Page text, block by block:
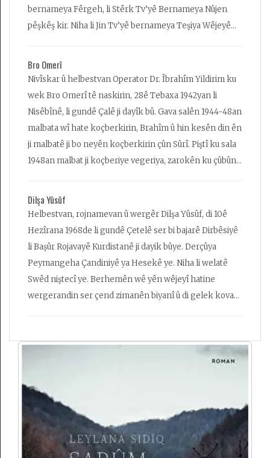
bernameya Fêrgeh, li Stêrk Tv’yê Bernameya Nûjen
pêşkêş kir. Niha li Jin Tv’yê bernameya Teşiya Wêjeyê
Sêyemîn a Kurteçîrokên li Rojavayê Kurdistanê girt. Di
2017an de di 25emîn Pêşbirka Çîrok û Helbestan a
Huseyîn Çelebî de di beşa çîrokên Kurdî de bi çîroka
xwe ya ‘Têkoşîna Tîpên Qedexe’ xelata yekemîn girt
Bro Omerî
Nivîskar û helbestvan Operator Dr. Îbrahîm Yildirim ku
wek Bro Omerî tê naskirin, 28ê Tebaxa 1942yan li
Nisêbînê, li gundê Çalê ji dayîk bû. Gava salên 1944-48an
malbata wî hate koçberkirin, Brahîm û hin kesên din ên
ji malbatê ji bo neyên koçberkirin çûn Sûrî. Piştî ku sala
1948an malbat ji koçberiye vegeriya, zarokên ku çûbûn
Dilşa Yûsûf
Helbestvan, rojnamevan û wergêr Dilşa Yûsûf, di 10ê
Hezîrana 1968de li gundê Çetelê ser bi bajarê Dirbêsiyê
li Başûr Rojavayê Kurdistanê ji dayik bûye. Derçûya
Peymangeha Çandiniyê ya Hesekê ye. Niha li welatê
Swêd niştecî ye. Berhemên wê yên wêjeyî hatine
wergerandin ser çend zimanên biyanî û di gelek kovar
û komaleyan e, yên wekî: Yekîtiya Nivîskar û
Wergervanên Swêd, Komîta Birêvbiriya Giştî ya Navenda
Nivîskarên Kurd li Herêma Kurdistana Iraqê, Sendîka
Rojnamevanên Kurd li Herêma Kurdistana Iraqê,
Sendîka Rojnamevanên Cîhanê, Seroka Rêkxirawa
Harîkariya Zarokên Penaber...